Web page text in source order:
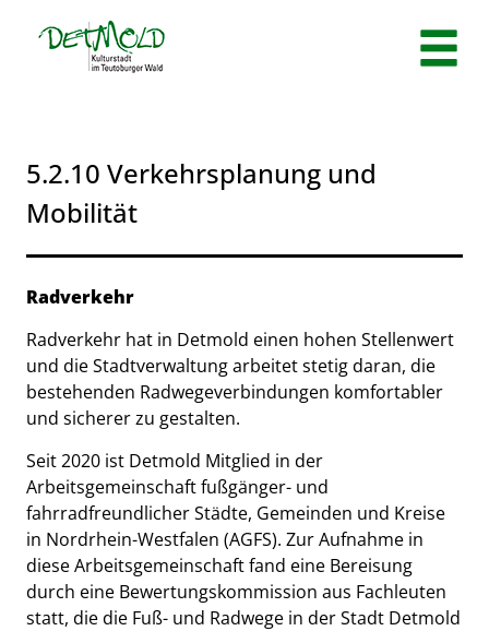
Zum Hauptinhalt springen
5.2.10 Verkehrsplanung und
Mobilität
Beschreibung
Radverkehr
Radverkehr hat in Detmold einen hohen Stellenwert
und die Stadtverwaltung arbeitet stetig daran, die
bestehenden Radwegeverbindungen komfortabler
und sicherer zu gestalten.
Seit 2020 ist Detmold Mitglied in der
Arbeitsgemeinschaft fußgänger- und
fahrradfreundlicher Städte, Gemeinden und Kreise
in Nordrhein-Westfalen (AGFS). Zur Aufnahme in
diese Arbeitsgemeinschaft fand eine Bereisung
durch eine Bewertungskommission aus Fachleuten
statt, die die Fuß- und Radwege in der Stadt Detmold